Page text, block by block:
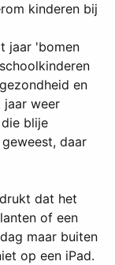
kinderen bij
jaar 'bomen
en
weer
blije
daar
dat het
of een
maar buiten
op een iPad.